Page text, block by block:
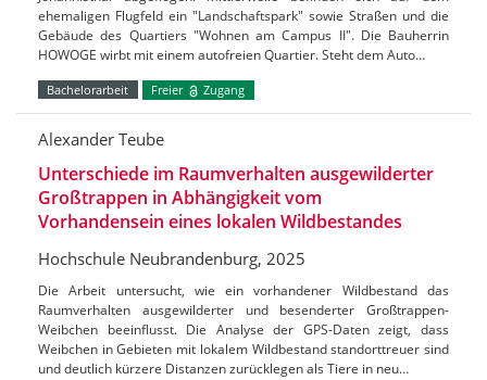
ehemaligen Flugfeld ein "Landschaftspark" sowie Straßen und die
Gebäude des Quartiers "Wohnen am Campus II". Die Bauherrin
HOWOGE wirbt mit einem autofreien Quartier. Steht dem Auto…
Bachelorarbeit Freier Zugang
Alexander Teube
Unterschiede im Raumverhalten ausgewilderter
Großtrappen in Abhängigkeit vom
Vorhandensein eines lokalen Wildbestandes
Hochschule Neubrandenburg, 2025
Die Arbeit untersucht, wie ein vorhandener Wildbestand das
Raumverhalten ausgewilderter und besenderter Großtrappen-
Weibchen beeinflusst. Die Analyse der GPS-Daten zeigt, dass
Weibchen in Gebieten mit lokalem Wildbestand standorttreuer sind
und deutlich kürzere Distanzen zurücklegen als Tiere in neu…